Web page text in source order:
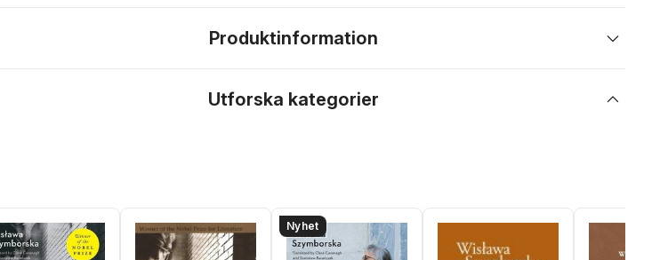
Produktinformation
Utforska kategorier
Nyhet